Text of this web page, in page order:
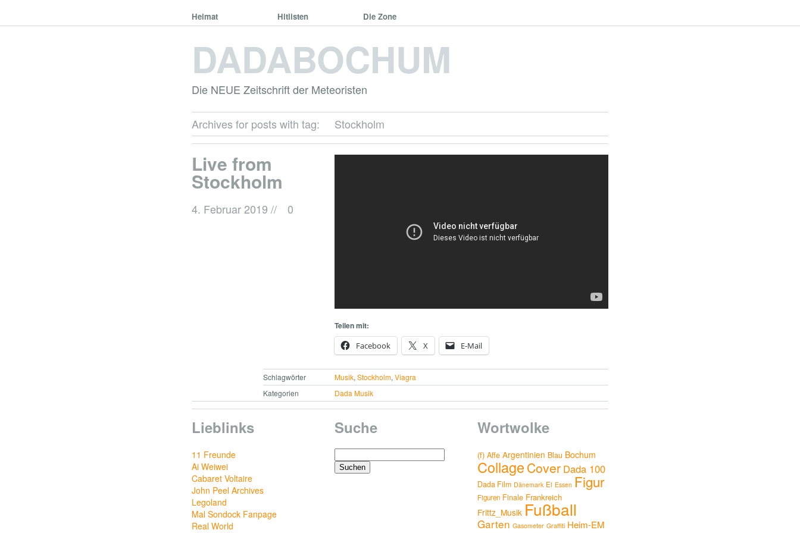
Heimat Hitlisten Die Zone
DADABOCHUM
Die NEUE Zeitschrift der Meteoristen
Archives for posts with tag: Stockholm
Live from
Stockholm
4. Februar 2019 // 0
Teilen mit:
Facebook
X E-Mail
Schlagwörter Musik,Stockholm,Viagra
Kategorien
Dada Musik
Lieblinks
11 Freunde
Ai Weiwei
Cabaret Voltaire
John Peel Archives
Legoland
Mal Sondock Fanpage
Real World
Suche
Suchen
nach:
Wortwolke
(f) Affe Argentinien Blau Bochum
Collage Cover Dada 100
Dada Film Dänemark Ei Essen Figur
Figuren Finale Frankreich
Frittz_Musik Fußball
Garten Gasometer Graffiti Heim-EM